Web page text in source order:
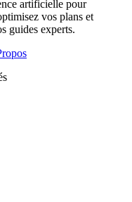
artificielle pour
vos plans et
guides experts.